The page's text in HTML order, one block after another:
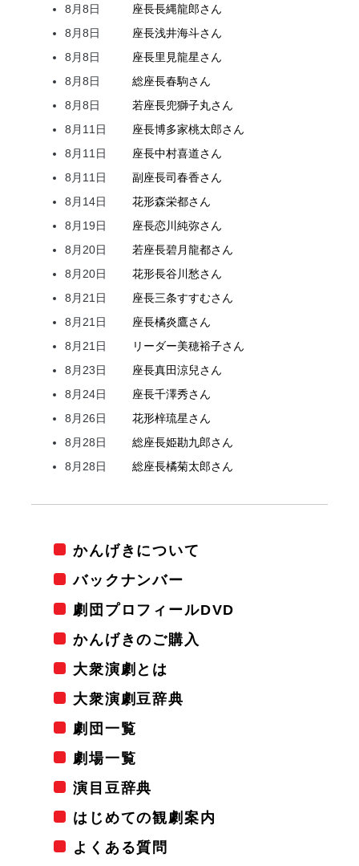
8月8日
座長長縄龍郎さん
8月8日
座長浅井海斗さん
8月8日
座長里見龍星さん
8月8日
総座長春駒さん
8月8日
若座長兜獅子丸さん
8月11日
座長博多家桃太郎さん
8月11日
座長中村喜道さん
8月11日
副座長司春香さん
8月14日
花形森栄都さん
8月19日
座長恋川純弥さん
8月20日
若座長碧月龍都さん
8月20日
花形長谷川愁さん
8月21日
座長三条すすむさん
8月21日
座長橘炎鷹さん
8月21日
リーダー美穂裕子さん
8月23日
座長真田涼兒さん
8月24日
座長千澤秀さん
8月26日
花形梓琉星さん
8月28日
総座長姫勘九郎さん
8月28日
総座長橘菊太郎さん
かんげきについて
バックナンバー
劇団プロフィールDVD
かんげきのご購入
大衆演劇とは
大衆演劇豆辞典
劇団一覧
劇場一覧
演目豆辞典
はじめての観劇案内
よくある質問